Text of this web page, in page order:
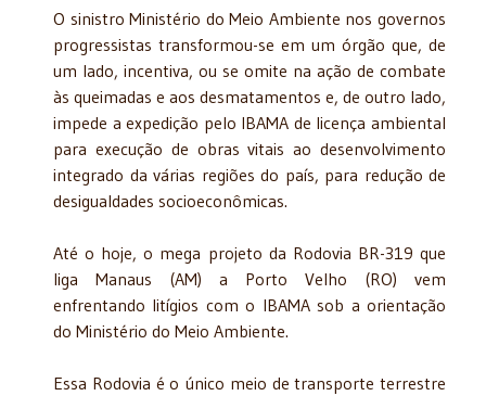
O sinistro Ministério do Meio Ambiente nos governos
progressistas transformou-se em um órgão que, de
um lado, incentiva, ou se omite na ação de combate
às queimadas e aos desmatamentos e, de outro lado,
impede a expedição pelo IBAMA de licença ambiental
para execução de obras vitais ao desenvolvimento
integrado da várias regiões do país, para redução de
desigualdades socioeconômicas.
Até o hoje, o mega projeto da Rodovia BR-319 que
liga Manaus (AM) a Porto Velho (RO) vem
enfrentando litígios com o IBAMA sob a orientação
do Ministério do Meio Ambiente.
Essa Rodovia é o único meio de transporte terrestre